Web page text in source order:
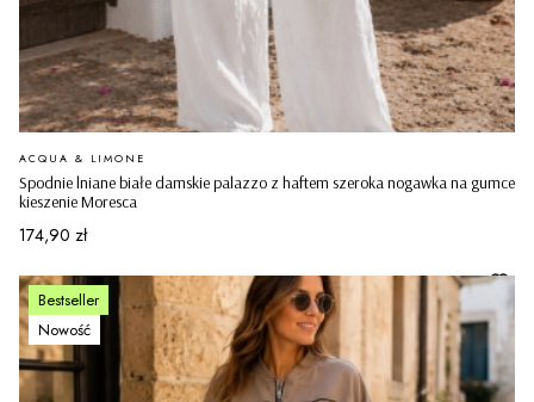
Spodnie lniane białe damskie palazzo z haftem szeroka nogawka na gumce
kieszenie Moresca
PRODUCENT
ACQUA & LIMONE
Cena
174,90 zł
Bestseller
Nowość